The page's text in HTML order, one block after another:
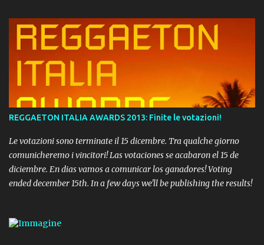
REGGAETON ITALIA AWARDS 2013: Finite le votazioni!
Le votazioni sono terminate il 15 dicembre. Tra qualche giorno
comunicheremo i vincitori! Las votaciones se acabaron el 15 de
diciembre. En dias vamos a comunicar los ganadores! Voting
ended december 15th. In a few days we'll be publishing the results!